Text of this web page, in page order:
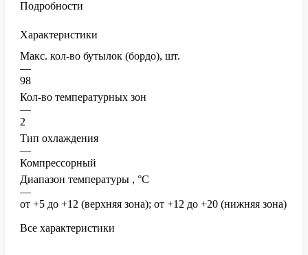
Подробности
Характеристики
Макс. кол-во бутылок (бордо), шт.
—
98
Кол-во температурных зон
—
2
Тип охлаждения
—
Компрессорный
Диапазон температуры , °C
—
от +5 до +12 (верхняя зона); от +12 до +20 (нижняя зона)
Все характеристики